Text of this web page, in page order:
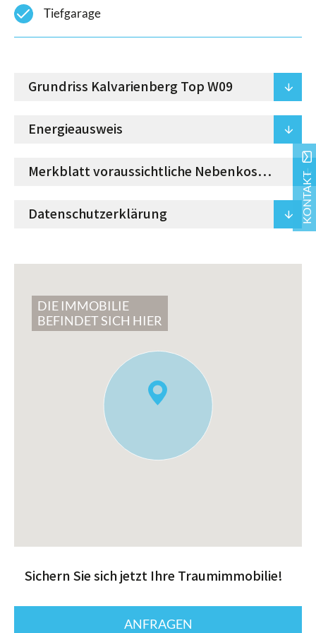
check Tiefgarage
Grundriss Kalvarienberg Top W09 arrowdown
Energieausweis arrowdown
Merkblatt voraussichtliche Nebenkosten arrowdown
Datenschutzerklärung arrowdown
DIE IMMOBILIE
BEFINDET SICH HIER
Sichern Sie sich jetzt Ihre Traumimmobilie!
KONTAKT
mail